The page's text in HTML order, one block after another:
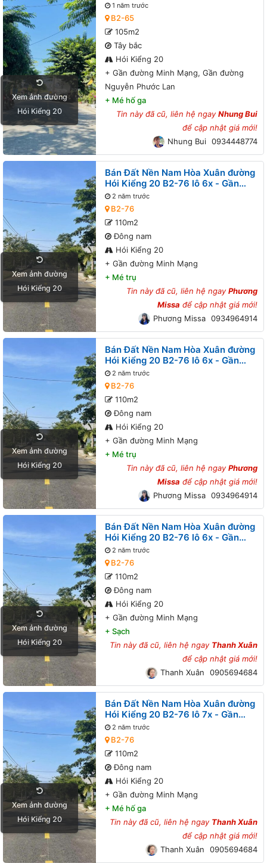
Xem ảnh đường
Hói Kiểng 20
đường Minh Mạng, Gần đường
Nguyễn Phước Lan
1 năm trước
B2-65
105m2
Tây bắc
Hói Kiểng 20
+ Gần đường Minh Mạng, Gần đường
Nguyễn Phước Lan
+ Mé hố ga
Tin này đã cũ, liên hệ ngayNhung Bui
để cập nhật giá mới!
Nhung Bui 0934448774
Xem ảnh đường
Hói Kiểng 20
Bán Đất Nền Nam Hòa Xuân đường
Hói Kiểng 20 B2-76 lô 6x - Gần
đường Minh Mạng
2 năm trước
B2-76
110m2
Đông nam
Hói Kiểng 20
+ Gần đường Minh Mạng
+ Mé trụ
Tin này đã cũ, liên hệ ngayPhương
Missa để cập nhật giá mới!
Phương Missa 0934964914
Xem ảnh đường
Hói Kiểng 20
Bán Đất Nền Nam Hòa Xuân đường
Hói Kiểng 20 B2-76 lô 6x - Gần
đường Minh Mạng
2 năm trước
B2-76
110m2
Đông nam
Hói Kiểng 20
+ Gần đường Minh Mạng
+ Mé trụ
Tin này đã cũ, liên hệ ngayPhương
Missa để cập nhật giá mới!
Phương Missa 0934964914
Xem ảnh đường
Hói Kiểng 20
Bán Đất Nền Nam Hòa Xuân đường
Hói Kiểng 20 B2-76 lô 6x - Gần
đường Minh Mạng
2 năm trước
B2-76
110m2
Đông nam
Hói Kiểng 20
+ Gần đường Minh Mạng
+ Sạch
Tin này đã cũ, liên hệ ngay Thanh Xuân
để cập nhật giá mới!
Thanh Xuân
0905694684
Xem ảnh đường
Hói Kiểng 20
Bán Đất Nền Nam Hòa Xuân đường
Hói Kiểng 20 B2-76 lô 7x - Gần
đường Minh Mạng
2 năm trước
B2-76
110m2
Đông nam
Hói Kiểng 20
+ Gần đường Minh Mạng
+ Mé hố ga
Tin này đã cũ, liên hệ ngay Thanh Xuân
để cập nhật giá mới!
Thanh Xuân
0905694684